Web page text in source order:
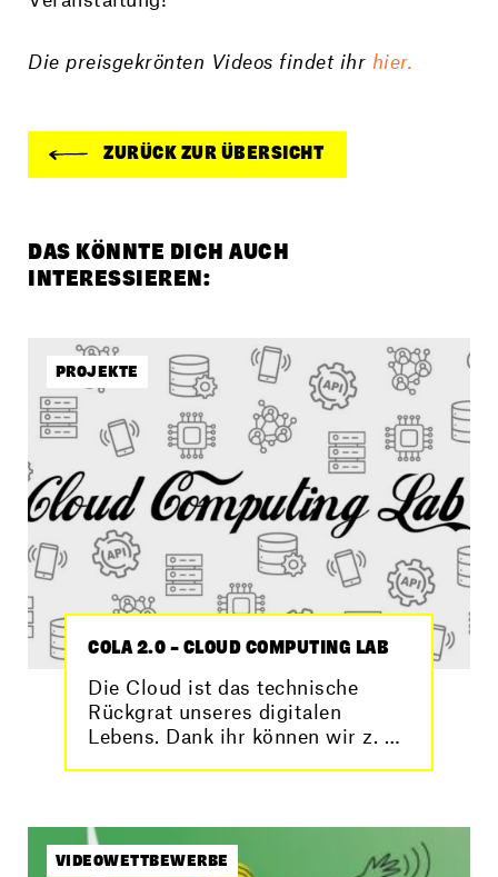
Die preisgekrönten Videos findet ihr hier.
ZURÜCK ZUR ÜBERSICHT
DAS KÖNNTE DICH AUCH
INTERESSIEREN:
PROJEKTE
COLA 2.0 – CLOUD COMPUTING LAB
Die Cloud ist das technische
Rückgrat unseres digitalen
Lebens. Dank ihr können wir z. B.
eigentlich? Genau das haben
Schülerinnen und Schüler im
VIDEOWETTBEWERBE